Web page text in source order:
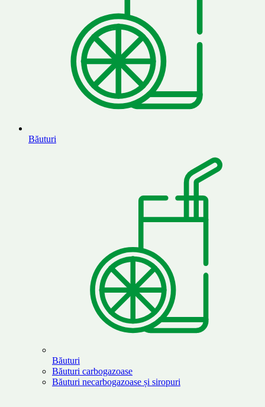
Băuturi
Băuturi
Băuturi carbogazoase
Băuturi necarbogazoase și siropuri